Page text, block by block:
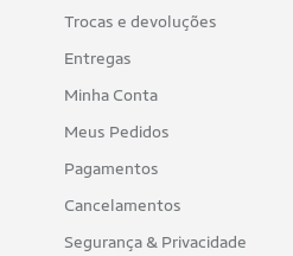
Trocas e devoluções
Entregas
Minha Conta
Meus Pedidos
Pagamentos
Cancelamentos
Segurança & Privacidade